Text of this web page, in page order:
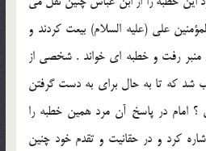
علي (علیه السلام) بيعت كردند و
منبر رفت و خطبه اي خواند . شخصي از
شد كه تا به حال براي به دست گرفتن
امام در پاسخ آن مرد همين خطبه را
كرد و در حقانيت و تقدم خود چنين